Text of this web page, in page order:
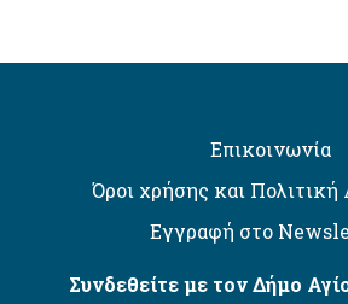
Επικοινωνία
Όροι χρήσης και
Εγγραφή στο
Συνδεθείτε με τον Δήμο